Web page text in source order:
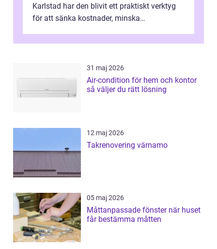
Karlstad har den blivit ett praktiskt verktyg
för att sänka kostnader, minska
31 maj 2026
Air-condition för hem och kontor
så väljer du rätt lösning
12 maj 2026
Takrenovering värnamo
05 maj 2026
Måttanpassade fönster när huset
får bestämma måtten